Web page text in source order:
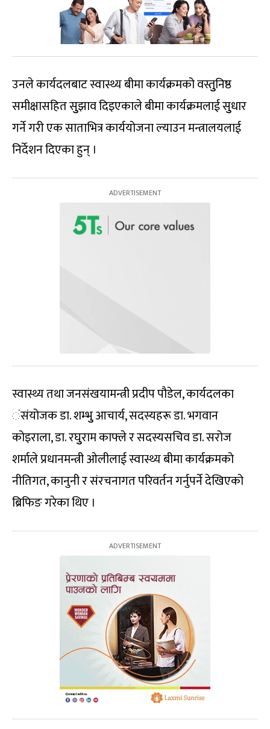
उनले कार्यदलबाट स्वास्थ्य बीमा कार्यक्रमको वस्तुुनिष्ठ
समीक्षासहित सुुझाव दिइएकाले बीमा कार्यक्रमलाई सुुधार
गर्ने गरी एक साताभित्र कार्ययोजना ल्याउन मन्त्रालयलाई
निर्देशन दिएका हुन् ।
स्वास्थ्य तथा जनसंखयामन्त्री प्रदीप पौडेल, कार्यदलका
ंसंयोजक डा. शम्भुु आचार्य, सदस्यहरू डा. भगवान
कोइराला, डा. रघुुराम काफ्ले र सदस्यसचिव डा. सरोज
शर्माले प्रधानमन्त्री ओलीलाई स्वास्थ्य बीमा कार्यक्रमको
नीतिगत, कानुनी र संरचनागत परिवर्तन गर्नुपर्ने देखिएको
ब्रिफिङ गरेका थिए ।